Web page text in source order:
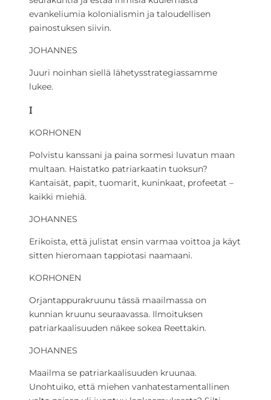
evankeliumia kolonialismin ja taloudellisen
painostuksen siivin.
JOHANNES
Juuri noinhan siellä lähetysstrategiassamme
lukee.
I
KORHONEN
Polvistu kanssani ja paina sormesi luvatun maan
multaan. Haistatko patriarkaatin tuoksun?
Kantaisät, papit, tuomarit, kuninkaat, profeetat –
kaikki miehiä.
JOHANNES
Erikoista, että julistat ensin varmaa voittoa ja käyt
sitten hieromaan tappiotasi naamaani.
KORHONEN
Orjantappurakruunu tässä maailmassa on
kunnian kruunu seuraavassa. Ilmoituksen
patriarkaalisuuden näkee sokea Reettakin.
JOHANNES
Maailma se patriarkaalisuuden kruunaa.
Unohtuiko, että miehen vanhatestamentallinen